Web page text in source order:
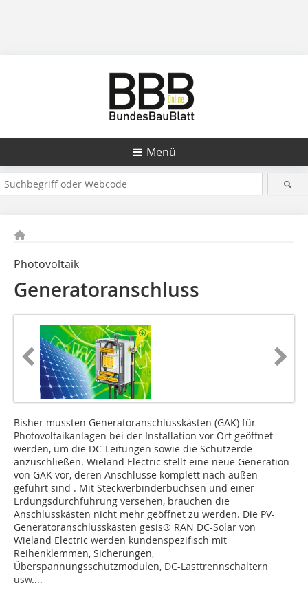
Menü
Photovoltaik
Generatoranschluss
Bisher mussten Generatoranschlusskästen (GAK) für
Photovoltaikanlagen bei der Installation vor Ort geöffnet
werden, um die DC-Leitungen sowie die Schutzerde
anzuschließen. Wieland Electric stellt eine neue Generation
von GAK vor, deren Anschlüsse komplett nach außen
geführt sind . Mit Steckverbinderbuchsen und einer
Erdungsdurchführung versehen, brauchen die
Anschlusskästen nicht mehr geöffnet zu werden. Die PV-
Generatoranschlusskästen gesis® RAN DC-Solar von
Wieland Electric werden kundenspezifisch mit
Reihenklemmen, Sicherungen,
Überspannungsschutzmodulen, DC-Lasttrennschaltern
usw....